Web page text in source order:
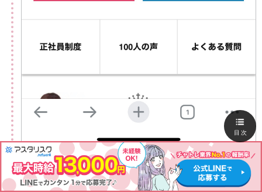
出典:ライバーサポートグループ公式サイト
目次